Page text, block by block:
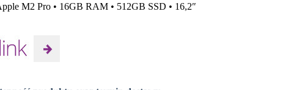
M2 Pro • 16GB RAM • 512GB SSD • 16,2″